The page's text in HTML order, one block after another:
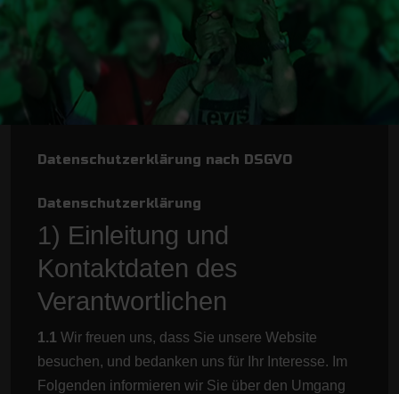
Datenschutzerklärung nach DSGVO
Datenschutzerklärung
1) Einleitung und
Kontaktdaten des
Verantwortlichen
1.1 Wir freuen uns, dass Sie unsere Website
besuchen, und bedanken uns für Ihr Interesse. Im
Folgenden informieren wir Sie über den Umgang